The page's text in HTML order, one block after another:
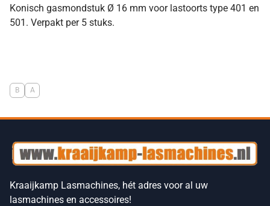
Konisch gasmondstuk Ø 16 mm voor lastoorts type 401 en
501. Verpakt per 5 stuks.
B A
Kraaijkamp Lasmachines, hét adres voor al uw
lasmachines en accessoires!